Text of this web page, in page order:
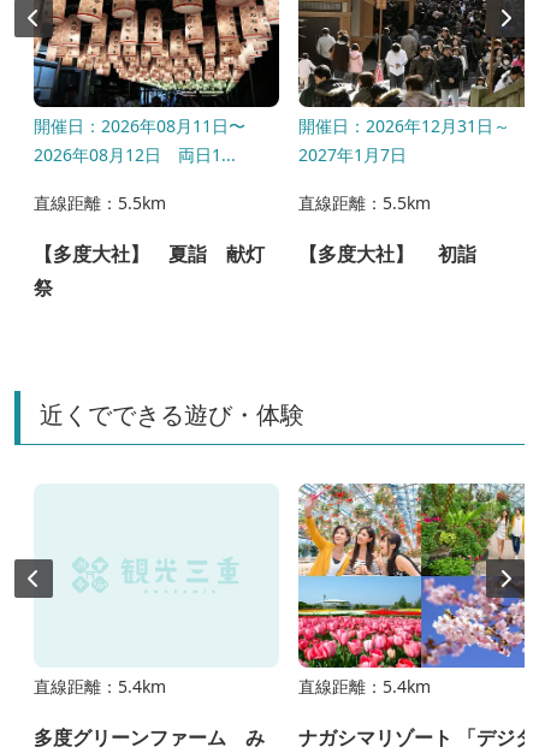
開催日：2026年08月11日〜
2026年08月12日 両日1...
直線距離：5.5km
【多度大社】 夏詣 献灯
祭
開催日：2026年12月31日～
2027年1月7日
直線距離：5.5km
【多度大社】 初詣
近くでできる遊び・体験
直線距離：5.4km
多度グリーンファーム み
直線距離：5.4km
ナガシマリゾート 「デジタ